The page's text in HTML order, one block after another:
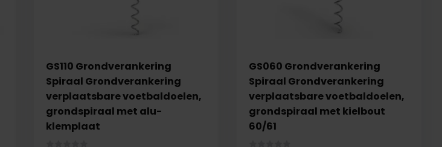
GS110 Grondverankering
Spiraal Grondverankering
verplaatsbare voetbaldoelen,
grondspiraal met alu-
klemplaat
GS060 Grondverankering
Spiraal Grondverankering
verplaatsbare voetbaldoelen,
grondspiraal met kielbout
60/61